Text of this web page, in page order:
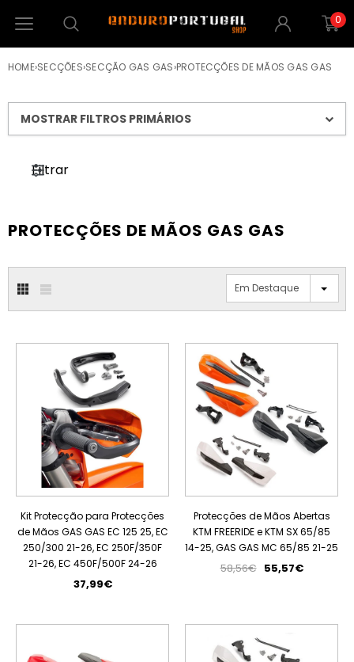
0
HOME›SECÇÕES›SECÇÃO GAS GAS›PROTECÇÕES DE MÃOS GAS GAS
MOSTRAR FILTROS PRIMÁRIOS
Filtrar
PROTECÇÕES DE MÃOS GAS GAS
Em Destaque
Kit Protecção para Protecções
de Mãos GAS GAS EC 125 25, EC
250/300 21-26, EC 250F/350F
21-26, EC 450F/500F 24-26
37,99€
Protecções de Mãos Abertas
KTM FREERIDE e KTM SX 65/85
14-25, GAS GAS MC 65/85 21-25
58,56€ 55,57€